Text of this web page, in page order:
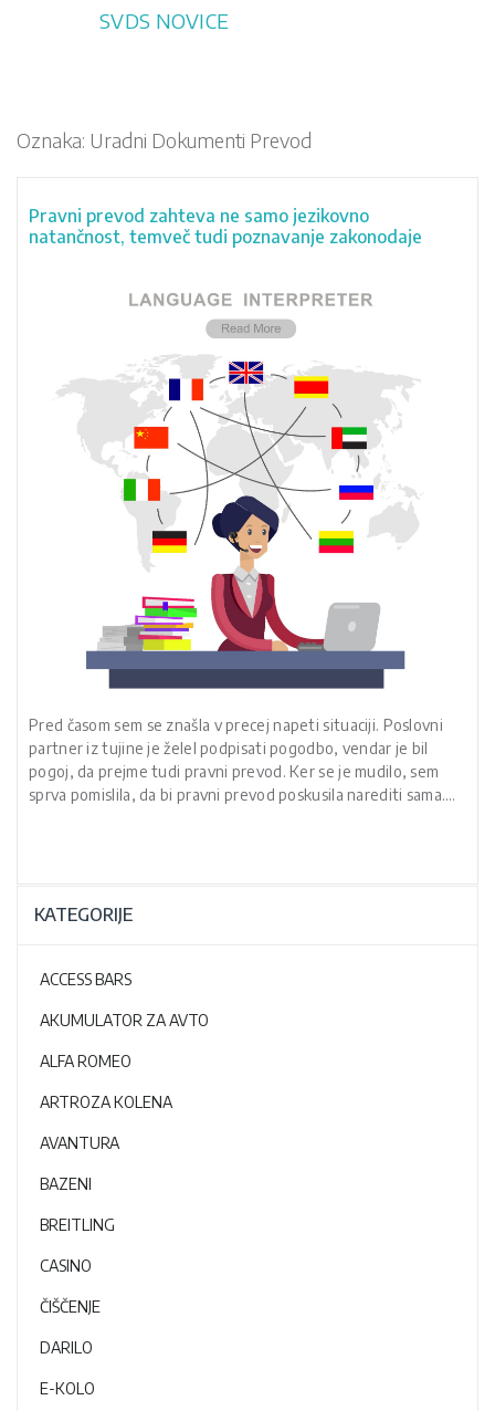
SVDS NOVICE
Oznaka: Uradni Dokumenti Prevod
Pravni prevod zahteva ne samo jezikovno
natančnost, temveč tudi poznavanje zakonodaje
Pred časom sem se znašla v precej napeti situaciji. Poslovni
partner iz tujine je želel podpisati pogodbo, vendar je bil
pogoj, da prejme tudi pravni prevod. Ker se je mudilo, sem
sprva pomislila, da bi pravni prevod poskusila narediti sama.…
KATEGORIJE
ACCESS BARS
AKUMULATOR ZA AVTO
ALFA ROMEO
ARTROZA KOLENA
AVANTURA
BAZENI
BREITLING
CASINO
ČIŠČENJE
DARILO
E-KOLO